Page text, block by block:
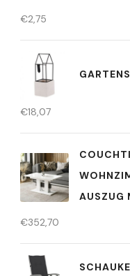
€2,75
€18,07
AUSZUG
€352,70